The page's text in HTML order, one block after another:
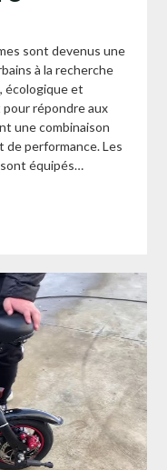
sont devenus une
à la recherche
écologique et
répondre aux
une combinaison
performance. Les
équipés…